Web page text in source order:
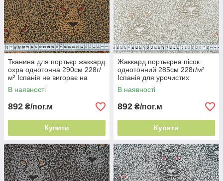
Тканина для портьєр жаккард
охра однотонна 290см 228г/
м² Іспанія не вигорає на
сонці
В наявності
892 ₴/пог.м
Купити
Жаккард портьєрна пісок
однотонний 285см 228г/м²
Іспанія для урочистих
приміщень
В наявності
892 ₴/пог.м
Купити